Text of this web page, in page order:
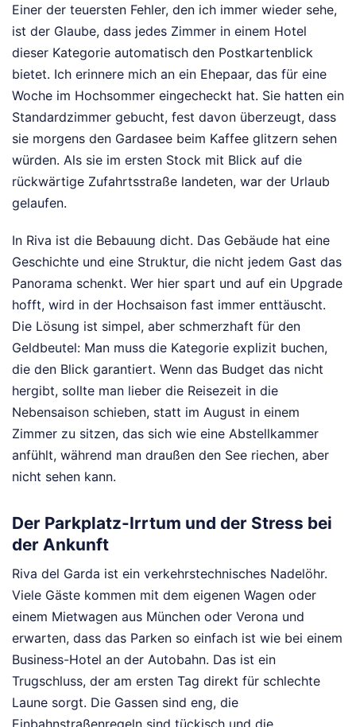
Einer der teuersten Fehler, den ich immer wieder sehe,
ist der Glaube, dass jedes Zimmer in einem Hotel
dieser Kategorie automatisch den Postkartenblick
bietet. Ich erinnere mich an ein Ehepaar, das für eine
Woche im Hochsommer eingecheckt hat. Sie hatten ein
Standardzimmer gebucht, fest davon überzeugt, dass
sie morgens den Gardasee beim Kaffee glitzern sehen
würden. Als sie im ersten Stock mit Blick auf die
rückwärtige Zufahrtsstraße landeten, war der Urlaub
gelaufen.
In Riva ist die Bebauung dicht. Das Gebäude hat eine
Geschichte und eine Struktur, die nicht jedem Gast das
Panorama schenkt. Wer hier spart und auf ein Upgrade
hofft, wird in der Hochsaison fast immer enttäuscht.
Die Lösung ist simpel, aber schmerzhaft für den
Geldbeutel: Man muss die Kategorie explizit buchen,
die den Blick garantiert. Wenn das Budget das nicht
hergibt, sollte man lieber die Reisezeit in die
Nebensaison schieben, statt im August in einem
Zimmer zu sitzen, das sich wie eine Abstellkammer
anfühlt, während man draußen den See riechen, aber
nicht sehen kann.
Der Parkplatz-Irrtum und der Stress bei
der Ankunft
Riva del Garda ist ein verkehrstechnisches Nadelöhr.
Viele Gäste kommen mit dem eigenen Wagen oder
einem Mietwagen aus München oder Verona und
erwarten, dass das Parken so einfach ist wie bei einem
Business-Hotel an der Autobahn. Das ist ein
Trugschluss, der am ersten Tag direkt für schlechte
Laune sorgt. Die Gassen sind eng, die